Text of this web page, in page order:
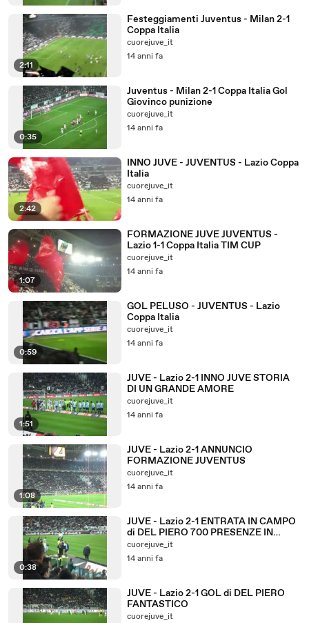
2:11
Festeggiamenti Juventus - Milan 2-1
Coppa Italia
cuorejuve_it
14 anni fa
0:35
Juventus - Milan 2-1 Coppa Italia Gol
Giovinco punizione
cuorejuve_it
14 anni fa
2:42
INNO JUVE - JUVENTUS - Lazio Coppa
Italia
cuorejuve_it
14 anni fa
1:07
FORMAZIONE JUVE JUVENTUS -
Lazio 1-1 Coppa Italia TIM CUP
cuorejuve_it
14 anni fa
0:59
GOL PELUSO - JUVENTUS - Lazio
Coppa Italia
cuorejuve_it
14 anni fa
1:51
JUVE - Lazio 2-1 INNO JUVE STORIA
DI UN GRANDE AMORE
cuorejuve_it
14 anni fa
1:08
JUVE - Lazio 2-1 ANNUNCIO
FORMAZIONE JUVENTUS
cuorejuve_it
14 anni fa
0:38
JUVE - Lazio 2-1 ENTRATA IN CAMPO
di DEL PIERO 700 PRESENZE IN
BIANCONERO
cuorejuve_it
14 anni fa
JUVE - Lazio 2-1 GOL di DEL PIERO
FANTASTICO
cuorejuve_it